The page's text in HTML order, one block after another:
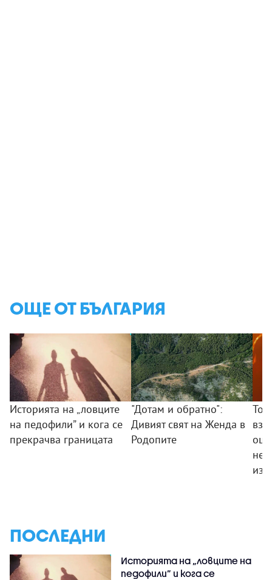
ОЩЕ ОТ БЪЛГАРИЯ
Историята на „ловците
на педофили” и кога се
прекрачва границата
"Дотам и обратно":
Дивият свят на Женда в
Родопите
не
ПОСЛЕДНИ
Историята на „ловците на
педофили” и кога се